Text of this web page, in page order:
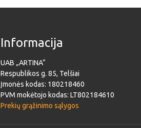
Informacija
UAB „ARTINA“
Respublikos g. 85, Telšiai
Įmonės kodas: 180218460
PVM mokėtojo kodas: LT802184610
Prekių grąžinimo sąlygos